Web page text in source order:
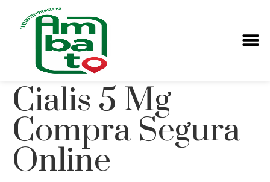
Cialis 5 Mg
Compra Segura
Online